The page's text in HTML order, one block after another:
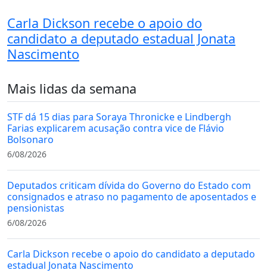
Carla Dickson recebe o apoio do
candidato a deputado estadual Jonata
Nascimento
Mais lidas da semana
STF dá 15 dias para Soraya Thronicke e Lindbergh
Farias explicarem acusação contra vice de Flávio
Bolsonaro
6/08/2026
Deputados criticam dívida do Governo do Estado com
consignados e atraso no pagamento de aposentados e
pensionistas
6/08/2026
Carla Dickson recebe o apoio do candidato a deputado
estadual Jonata Nascimento